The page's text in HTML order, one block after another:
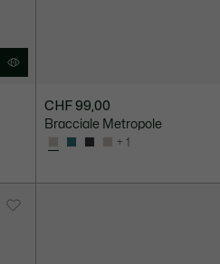
CHF 99,00
Bracciale Metropole
+ 1